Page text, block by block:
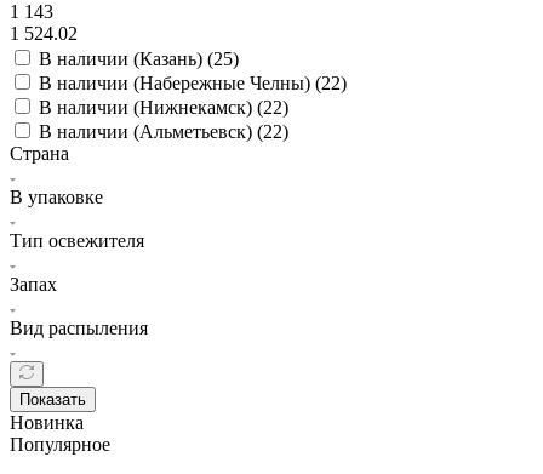
1 143
1 524.02
В наличии (Казань) (25)
В наличии (Набережные Челны) (22)
В наличии (Нижнекамск) (22)
В наличии (Альметьевск) (22)
Страна
В упаковке
Тип освежителя
Запах
Вид распыления
Показать
Новинка
Популярное